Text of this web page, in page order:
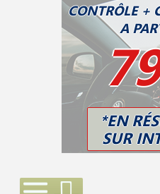
CONTRÔLE +
A
*EN
SUR